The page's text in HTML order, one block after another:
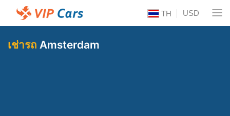
TH USD
เช่ารถ Amsterdam